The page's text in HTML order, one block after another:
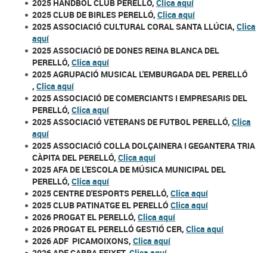
2025 HANDBOL CLUB PERELLÓ, Clica aquí
2025 CLUB DE BIRLES PERELLÓ, Clica aquí
2025 ASSOCIACIÓ CULTURAL CORAL SANTA LLÚCIA, Clica
aquí
2025 ASSOCIACIÓ DE DONES REINA BLANCA DEL
PERELLÓ, Clica aquí
2025 AGRUPACIÓ MUSICAL L'EMBURGADA DEL PERELLÓ​
, Clica aquí
2025 ASSOCIACIÓ DE COMERCIANTS I EMPRESARIS DEL
PERELLÓ​, Clica aquí
2025 ASSOCIACIÓ VETERANS DE FUTBOL PERELLÓ, Clica
aquí
2025 ASSOCIACIÓ COLLA DOLÇAINERA I GEGANTERA TRIA
CÀPITA DEL PERELLÓ, Clica aquí
2025 AFA DE L'ESCOLA DE MÚSICA MUNICIPAL DEL
PERELLÓ, Clica aquí
2025 CENTRE D'ESPORTS PERELLÓ, Clica aquí
2025 CLUB PATINATGE EL PERELLÓ Clica aquí
2026 PROGAT EL PERELLÓ, Clica aquí
2026 PROGAT EL PERELLÓ GESTIÓ CER, Clica aquí
2026 ADF PICAMOIXONS, Clica aquí